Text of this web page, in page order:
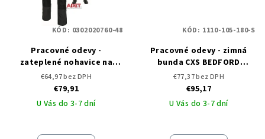
Pracovné odevy -
zateplené nohavice na
traky EMERTON WINTER
ČERVA
€64,97 bez DPH
€79,91
U Vás do 3-7 dní
KÓD: 0302020760-48
Pracovné odevy - zimná
bunda CXS BEDFORD
WINTER
€77,37 bez DPH
€95,17
U Vás do 3-7 dní
KÓD: 1110-105-180-S